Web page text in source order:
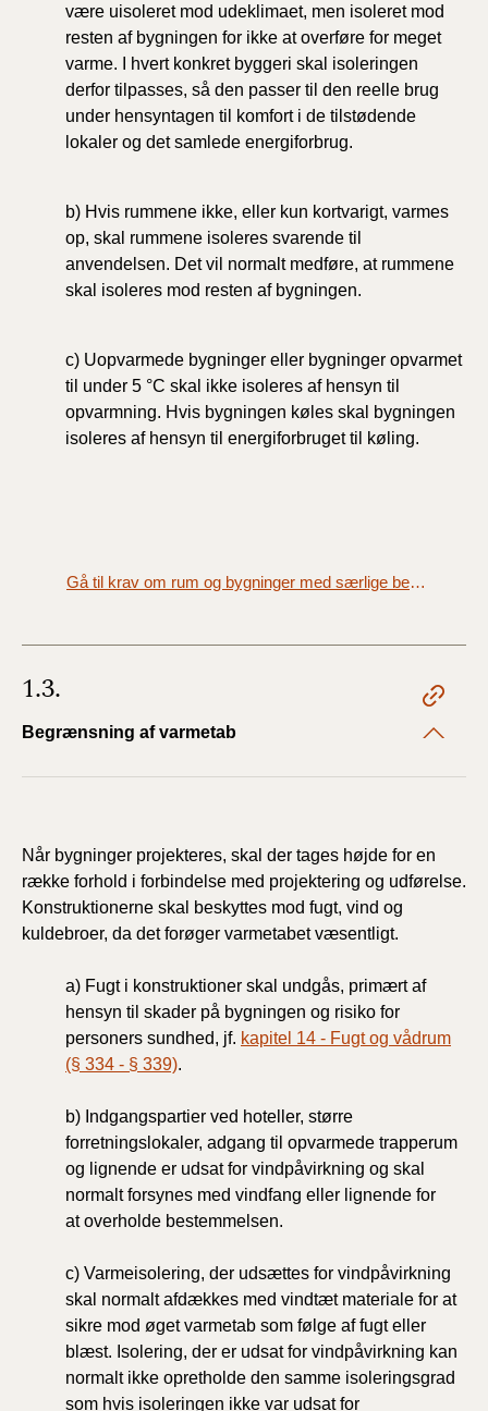
være uisoleret mod udeklimaet, men isoleret mod
resten af bygningen for ikke at overføre for meget
varme. I hvert konkret byggeri skal isoleringen
derfor tilpasses, så den passer til den reelle brug
under hensyntagen til komfort i de tilstødende
lokaler og det samlede energiforbrug.
b) Hvis rummene ikke, eller kun kortvarigt, varmes
op, skal rummene isoleres svarende til
anvendelsen. Det vil normalt medføre, at rummene
skal isoleres mod resten af bygningen.
c) Uopvarmede bygninger eller bygninger opvarmet
til under 5 °C skal ikke isoleres af hensyn til
opvarmning. Hvis bygningen køles skal bygningen
isoleres af hensyn til energiforbruget til køling.
Gå til krav om rum og bygninger med særlige bestemmelser (§ 254)
1.3.
Begrænsning af varmetab
Når bygninger projekteres, skal der tages højde for en
række forhold i forbindelse med projektering og udførelse.
Konstruktionerne skal beskyttes mod fugt, vind og
kuldebroer, da det forøger varmetabet væsentligt.
a) Fugt i konstruktioner skal undgås, primært af
hensyn til skader på bygningen og risiko for
personers sundhed, jf. kapitel 14 - Fugt og vådrum
(§ 334 - § 339).
b) Indgangspartier ved hoteller, større
forretningslokaler, adgang til opvarmede trapperum
og lignende er udsat for vindpåvirkning og skal
normalt forsynes med vindfang eller lignende for
atoverholde bestemmelsen.
c) Varmeisolering, der udsættes for vindpåvirkning
skal normalt afdækkes med vindtæt materiale for at
sikre mod øget varmetab som følge af fugt eller
blæst. Isolering, der er udsat for vindpåvirkning kan
normalt ikke opretholde den samme isoleringsgrad
som hvis isoleringen ikke var udsat for